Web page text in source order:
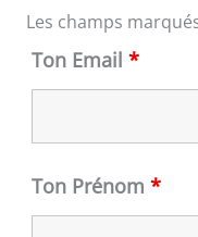
Les champs
Ton Email *
Ton Prénom *